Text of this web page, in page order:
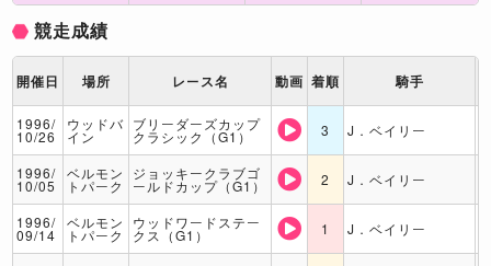
競走成績
開催日 場所 レース名 動画 着順 騎手
1996/
10/26
ウッドバ
イン
ブリーダーズカップ
クラシック（G1） 3 J．ベイリー
1996/
10/05
ベルモン
トパーク
ジョッキークラブゴ
ールドカップ（G1） 2 J．ベイリー
1996/
09/14
ベルモン
トパーク
ウッドワードステー
クス（G1） 1 J．ベイリー